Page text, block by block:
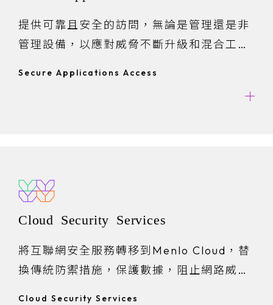
提供可靠且安全的訪問，無論是管理還是非
管理設備，以應對威脅不斷升級和混合工作
Secure Applications Access
Cloud Security Services
將互聯網安全服務轉移到Menlo Cloud，替
換傳統防禦措施，保護數據，阻止網路威
Cloud Security Services